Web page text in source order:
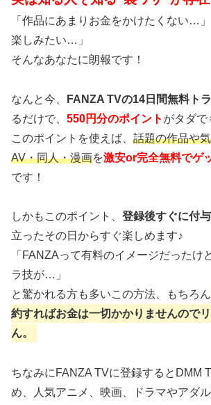
「作品にあまりお金をかけたくない…
楽しみたい…」
そんなあなたに朗報です！
なんと今、 FANZA TVの14日間無料ト
るだけで、 550円分のポイント がタダで
このポイントを使えば、 話題の作品や
AV・同人・漫画を激安or完全無料でゲ
です！
しかもこのポイント、 登録後すぐに付与
立ったその日からすぐ楽しめます♪
「FANZAって有料のイメージだったけ
ラ技が…」
と驚かれる方も多いこの方法、もちろん
約すればお金は一切かかりませんので
ん。
ちなみにFANZA TVに登録するとDMM
め、人気アニメ、映画、ドラマやアダ